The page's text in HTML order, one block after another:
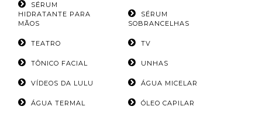
SÉRUM
HIDRATANTE PARA
MÃOS
SÉRUM
SOBRANCELHAS
TEATRO TV
TÔNICO FACIAL UNHAS
VÍDEOS DA LULU ÁGUA MICELAR
ÁGUA TERMAL ÓLEO CAPILAR